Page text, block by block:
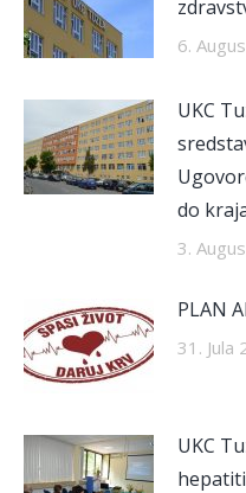
6.
UKC
do
3.
PLAN
31. Jula
UKC